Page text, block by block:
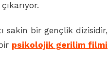
sakin bir gençlik dizisidir,
psikolojik gerilim filmi